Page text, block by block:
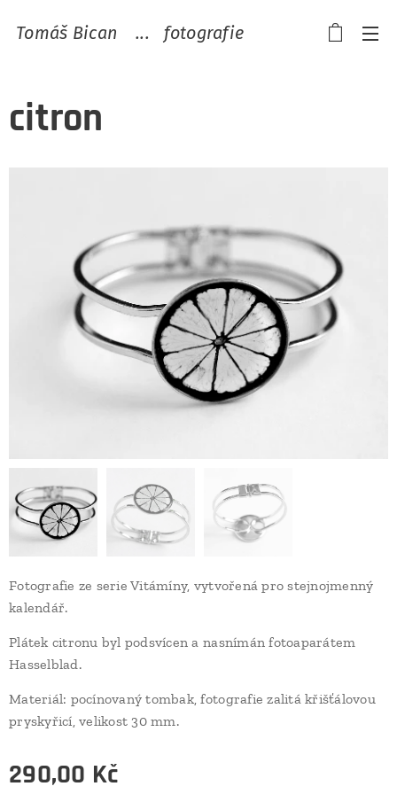
Tomáš Bican ... fotografie
citron
Fotografie ze serie Vitámíny, vytvořená pro stejnojmenný
kalendář.
Plátek citronu byl podsvícen a nasnímán fotoaparátem
Hasselblad.
Materiál: pocínovaný tombak, fotografie zalitá křišťálovou
pryskyřicí, velikost 30 mm.
290,00 Kč